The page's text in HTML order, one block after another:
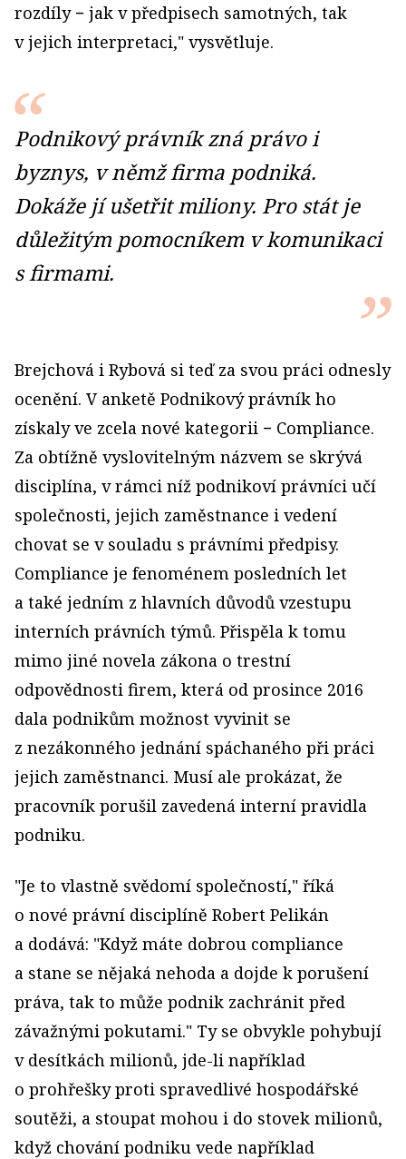
rozdíly − jak v předpisech samotných, tak
v jejich interpretaci," vysvětluje.
Podnikový právník zná právo i
byznys, v němž firma podniká.
Dokáže jí ušetřit miliony. Pro stát je
důležitým pomocníkem v komunikaci
s firmami.
Brejchová i Rybová si teď za svou práci odnesly
ocenění. V anketě Podnikový právník ho
získaly ve zcela nové kategorii − Compliance.
Za obtížně vyslovitelným názvem se skrývá
disciplína, v rámci níž podnikoví právníci učí
společnosti, jejich zaměstnance i vedení
chovat se v souladu s právními předpisy.
Compliance je fenoménem posledních let
a také jedním z hlavních důvodů vzestupu
interních právních týmů. Přispěla k tomu
mimo jiné novela zákona o trestní
odpovědnosti firem, která od prosince 2016
dala podnikům možnost vyvinit se
z nezákonného jednání spáchaného při práci
jejich zaměstnanci. Musí ale prokázat, že
pracovník porušil zavedená interní pravidla
podniku.
"Je to vlastně svědomí společností," říká
o nové právní disciplíně Robert Pelikán
a dodává: "Když máte dobrou compliance
a stane se nějaká nehoda a dojde k porušení
práva, tak to může podnik zachránit před
závažnými pokutami." Ty se obvykle pohybují
v desítkách milionů, jde-li například
o prohřešky proti spravedlivé hospodářské
soutěži, a stoupat mohou i do stovek milionů,
když chování podniku vede například